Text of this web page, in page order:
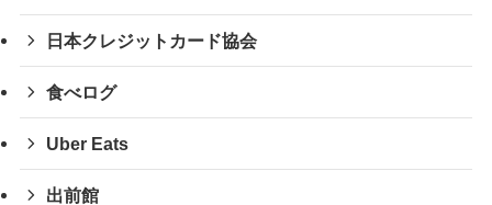
日本クレジットカード協会
食べログ
Uber Eats
出前館